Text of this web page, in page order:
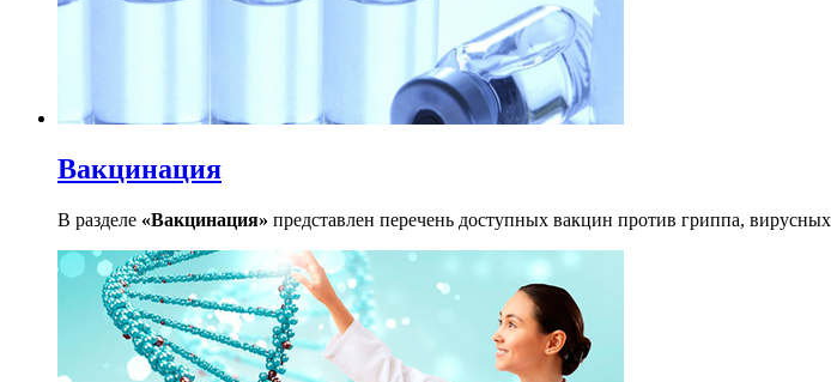
Вакцинация
В разделе «Вакцинация» представлен перечень доступных вакцин против гриппа,